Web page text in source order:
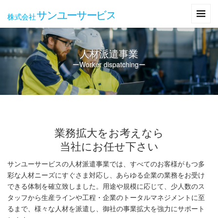
人材派遣事業
ーWorker dispatchingー
業務拡大をお考えなら
当社にお任せ下さい
サンユーサービスの人材派遣事業では、すべてのお客様がもつ多
彩な人材ニーズにすぐさま対応し、あらゆる企業の業務をお受け
できる体制を確立致しました。用途や規模に応じて、少人数のス
タッフから生産ラインや工程・企業のトータルマネジメントに至
るまで、様々な人材を派遣し、御社の事業拡大を強力にサポート